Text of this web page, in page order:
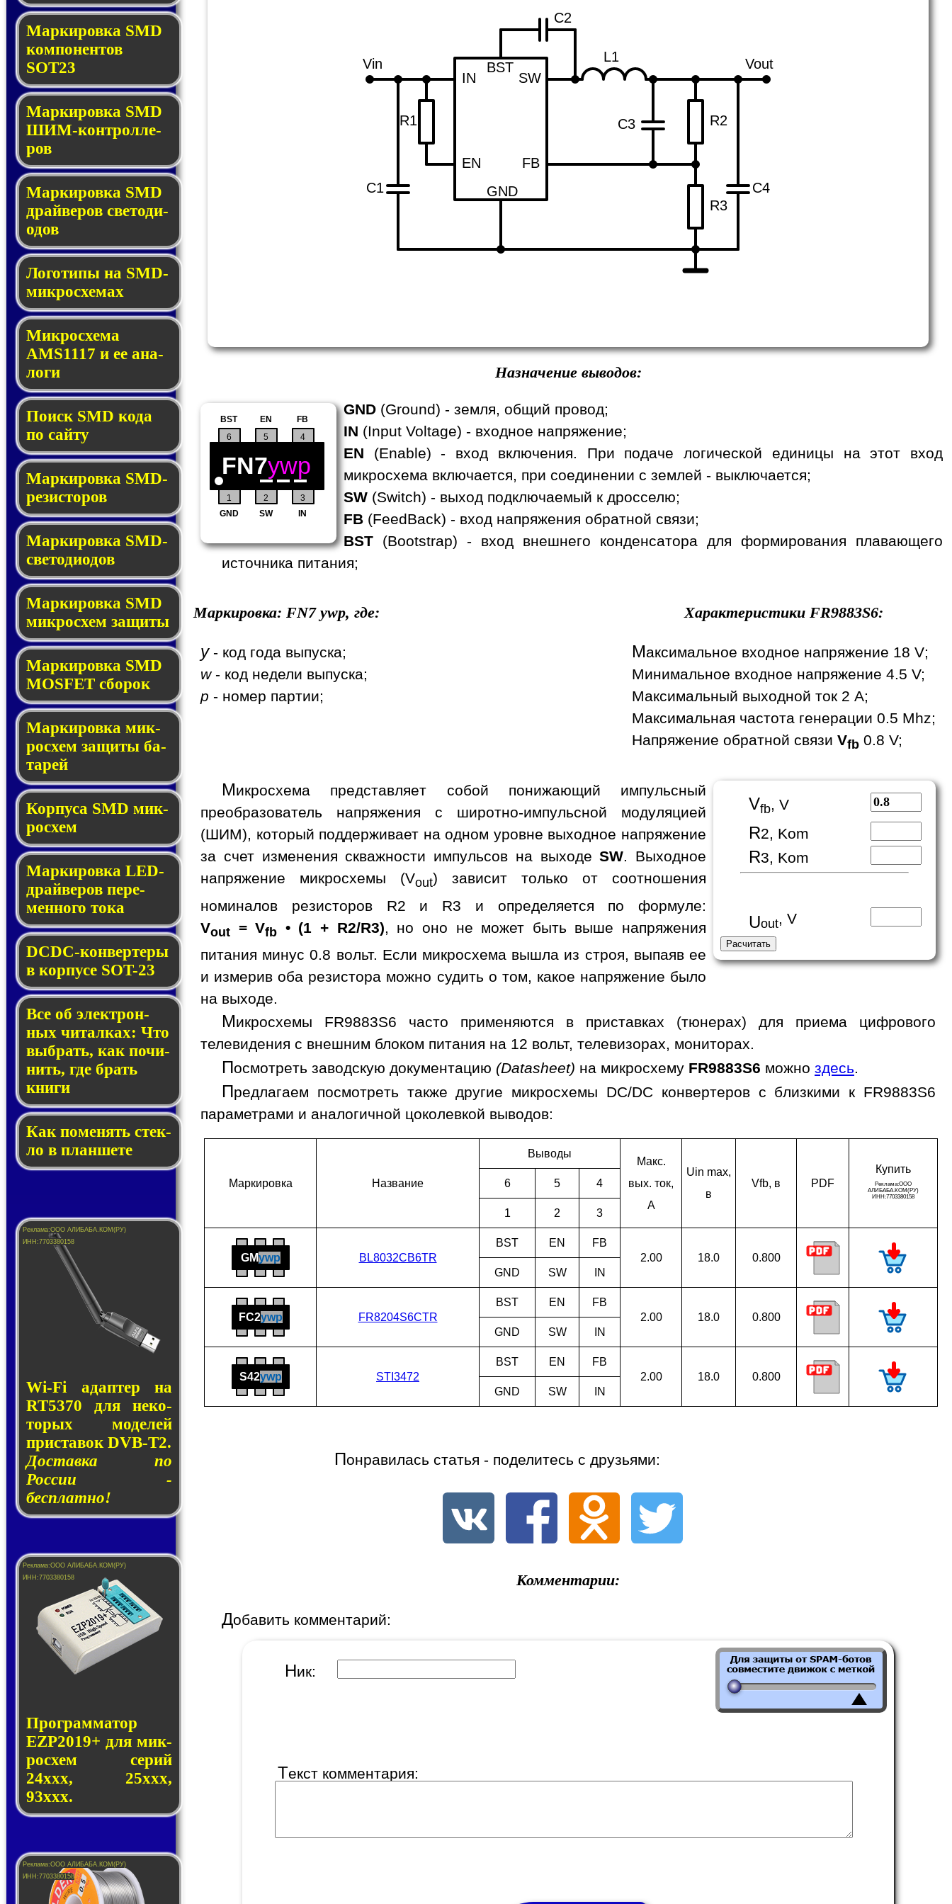
Маркировка SMD
ком­по­нен­тов
SOT23
Маркировка SMD
ШИМ-кон­трол­ле­
ров
Маркировка SMD
драй­ве­ров све­то­ди­
о­дов
Логотипы на SMD-
мик­ро­схе­мах
Микросхема
AMS1117 и ее ана­
ло­ги
Поиск SMD ко­да
по сай­ту
Маркировка SMD-
ре­зис­то­ров
Маркировка SMD-
све­то­дио­дов
Мар­ки­ров­ка SMD
мик­рос­хем защиты
Мар­ки­ров­ка SMD
MOSFET сбо­рок
Мар­ки­ров­ка мик­
ро­схем за­щи­ты ба­
та­рей
Корпуса SMD мик­
ро­схем
Маркировка LED-
драй­ве­ров пе­ре­
мен­но­го то­ка
DCDC-кон­вер­те­ры
в кор­пу­се SOT-23
Все об элек­трон­
ных чи­тал­ках: Что
выб­рать, как по­чи­
нить, где брать
кни­ги
Как по­ме­нять стек­
ло в планшете
Wi-Fi адап­тер на
RT5370 для не­ко­
то­рых мо­де­лей
прис­та­вок DVB-T2.
Доставка по
России -
бесплатно!
Программатор
EZP2019+ для мик­
ро­схем се­рий
24ххх, 25ххх,
93ххх.
C1 C4
R2
R3
L1
Vin
Vout
IN
EN
SW
FB
GND
BST
C2
R1 C3
Назначение выводов:
1 2 3
4
GND SW IN
FB
EN
5
6
BST
FN7ywp
GND (Ground) - земля, общий провод;
IN (Input Voltage) - входное напряжение;
EN (Enable) - вход включения. При подаче логической единицы на этот вход
микросхема включается, при соединении с землей - выключается;
SW (Switch) - выход подключаемый к дросселю;
FB (FeedBack) - вход напряжения обратной связи;
BST (Bootstrap) - вход внешнего конденсатора для формирования плавающего
источника питания;
Маркировка: FN7ywp, где:
y- код года выпуска;
w- код недели выпуска;
p - номер партии;
Характеристики FR9883S6:
Максимальное входное напряжение 18 V;
Минимальное входное напряжение 4.5 V;
Максимальный выходной ток 2 A;
Максимальная частота генерации 0.5 Mhz;
Напряжение обратной связи Vfb 0.8 V;
Vfb, V
R2, Kom
R3, Kom
Uout, V
Микросхема представляет собой понижающий импульсный
преобразователь напряжения с широтно-импульсной модуляцией
(ШИМ), который поддерживает на одном уровне выходное напряжение
за счет изменения скважности импульсов на выходеSW. Выходное
напряжение микросхемы (Vout) зависит только от соотношения
номиналов резисторов R2 и R3 и определяется по формуле:
Vout = Vfb • (1 + R2/R3) , но оно не может быть выше напряжения
питания минус 0.8 вольт. Если микросхема вышла из строя, выпаяв ее
и измерив оба резистора можно судить о том, какое напряжение было
на выходе.
Микросхемы FR9883S6 часто применяются в приставках (тюнерах) для приема цифрового
телевидения с внешним блоком питания на 12 вольт, телевизорах, мониторах.
Посмотреть заводскую документацию (Datasheet) на микросхему FR9883S6 можно здесь.
Предлагаем посмотреть также другие микросхемы DC/DC конвертеров с близкими к FR9883S6
параметрами и аналогичной цоколевкой выводов:
Мар­ки­ров­ка Наз­ва­ние
Выводы
Макс.
вых. ток,
A
Uin max,
в
Vfb, в PDF
Ку­пить
6
5 4
1 2 3
GMywp BL8032CB6TR
BST EN
FB
2.00
18.0
0.800
GND
SW IN
FC2ywp FR8204S6CTR
BST EN
FB
2.00
18.0
0.800
GND
SW IN
S42ywp STI3472
BST EN
FB
2.00
18.0
0.800
GND
SW IN
Понравилась статья - поделитесь с друзьями:
Комментарии:
Добавить комментарий:
Ник:
Текст комментария: